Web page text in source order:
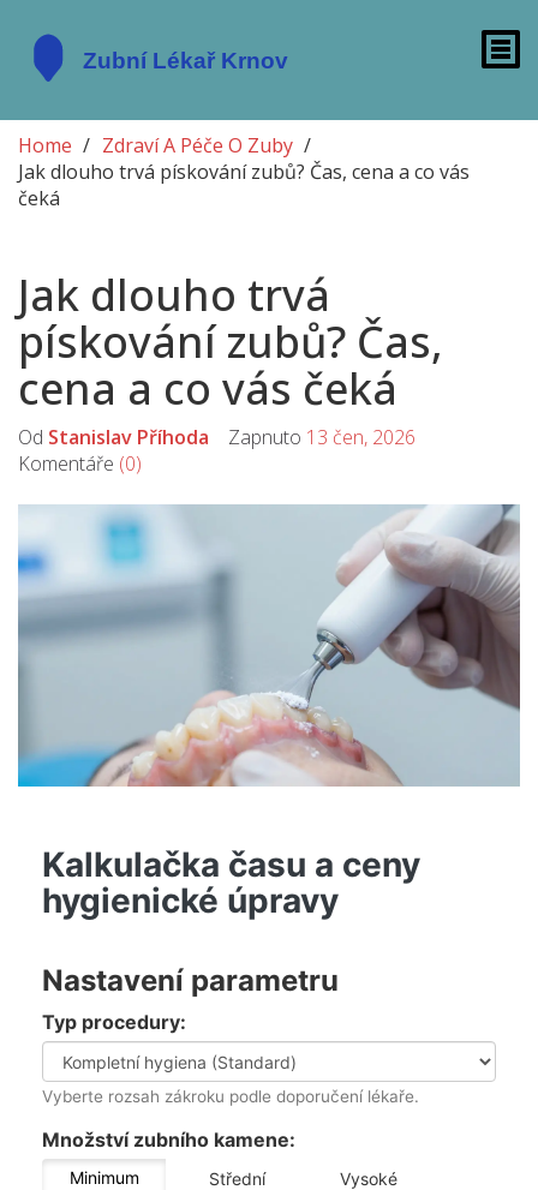
Home
Zdraví A Péče O Zuby
Jak dlouho trvá pískování zubů? Čas, cena a co vás
čeká
Jak dlouho trvá
pískování zubů? Čas,
cena a co vás čeká
Od Stanislav Příhoda Zapnuto 13 čen, 2026
Komentáře (0)
Kalkulačka času a ceny
hygienické úpravy
Nastavení parametru
Typ procedury:
Vyberte rozsah zákroku podle doporučení lékaře.
Množství zubního kamene:
Minimum Střední Vysoké